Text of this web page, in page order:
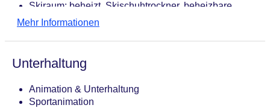
Skiraum: beheizt, Skischuhtrockner, beheizbare
Schuhständer
Sportangebote vor Ort im Skigebiet: Ski alpin: gegen
Gebühr, Skikindergarten, Skilanglauf: gegen
Gebühr, Snowboard: gegen Gebühr
Mehr Informationen
Unterhaltung
Animation & Unterhaltung
Sportanimation